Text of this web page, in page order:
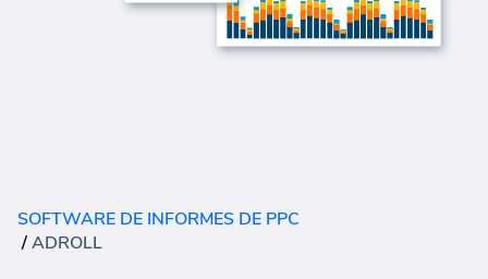
SOFTWARE DE INFORMES DE PPC
/ADROLL